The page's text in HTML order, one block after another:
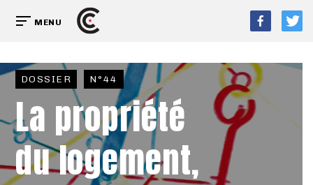
MENU
DOSSIER N°44
La propriété
du logement,